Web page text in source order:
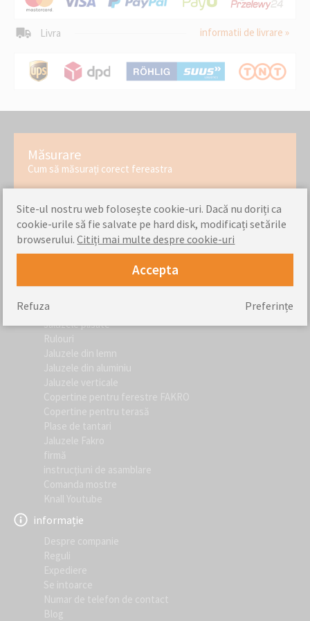
Livra informatii de livrare »
Măsurare
Cum să măsurați corect fereastra
instrucțiuni de asamblare
Verificați cât de ușor este să montați produsele noastre
Cel mai vizitat
Jaluzele plisate
Rulouri
Jaluzele din lemn
Jaluzele din aluminiu
Jaluzele verticale
Copertine pentru ferestre FAKRO
Copertine pentru terasă
Plase de tantari
Jaluzele Fakro
firmă
instrucțiuni de asamblare
Comanda mostre
Knall Youtube
informație
Despre companie
Reguli
Expediere
Se intoarce
Numar de telefon de contact
Blog
Site-ul nostru web folosește cookie-uri. Dacă nu doriți ca
cookie-urile să fie salvate pe hard disk, modificați setările
browserului.Citiți mai multe despre cookie-uri
Accepta
Preferințe
Refuza